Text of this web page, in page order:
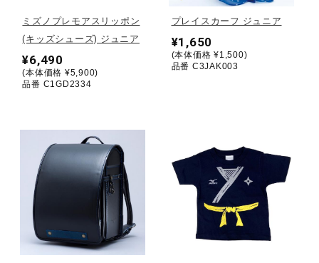
ライフスタイルグッズ
インナー
寝具／ミズノスリープ
ミズノプレモアスリッポン
(キッズシューズ) ジュニア
¥6,490
(本体価格 ¥5,900)
品番 C1GD2334
プレイスカーフ ジュニア
¥1,650
(本体価格 ¥1,500)
品番 C3JAK003